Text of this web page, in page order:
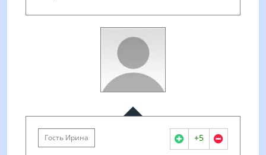
Гость Ирина +5